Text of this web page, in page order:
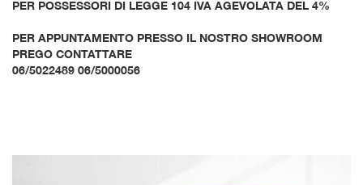
PER POSSESSORI DI LEGGE 104 IVA AGEVOLATA DEL 4%
PER APPUNTAMENTO PRESSO IL NOSTRO SHOWROOM
PREGO CONTATTARE
06/5022489 06/5000056